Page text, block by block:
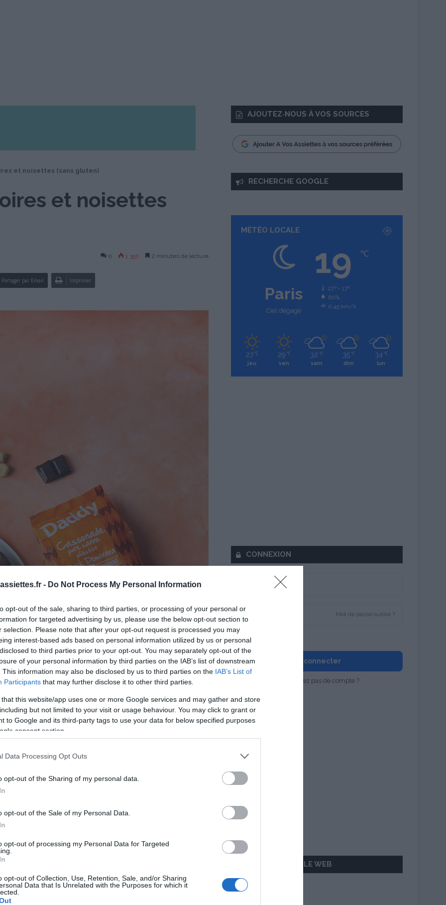
- Do Not Process My Personal Information
opt-out of the sale, sharing to third parties, or processing of your personal or
for targeted advertising by us, please use the below opt-out section to
selection. Please note that after your opt-out request is processed you may
interest-based ads based on personal information utilized by us or personal
to third parties prior to your opt-out. You may separately opt-out of the
of your personal information by third parties on the IAB’s list of downstream
This information may also be disclosed by us to third parties on the IAB’s List of
Participants that may further disclose it to other third parties.
that this website/app uses one or more Google services and may gather and store
but not limited to your visit or usage behaviour. You may click to grant or
to Google and its third-party tags to use your data for below specified purposes
consent section.
Data Processing Opt Outs
opt-out of the Sharing of my personal data.
opt-out of the Sale of my Personal Data.
opt-out of processing my Personal Data for Targeted
opt-out of Collection, Use, Retention, Sale, and/or Sharing
Data that Is Unrelated with the Purposes for which it
et noisettes (sans gluten)
et noisettes
0 1 350 2 minutes de lecture
Partager par Email Imprimer
© Edda Onorato / Un déjeuner de Soleil
AJOUTEZ‑NOUS À VOS SOURCES
RECHERCHE GOOGLE
MÉTÉO LOCALE
Paris
Ciel dégagé
19 ℃
27º - 17º
60%
0.45 km/h
27 ℃
jeu
29 ℃
ven
32 ℃
sam
35 ℃
dim
34 ℃
lun
CONNEXION
Mot de passe oublié ?
Se souvenir de moi
Se connecter
Vous n'avez pas de compte ?
AILLEURS SUR LE WEB